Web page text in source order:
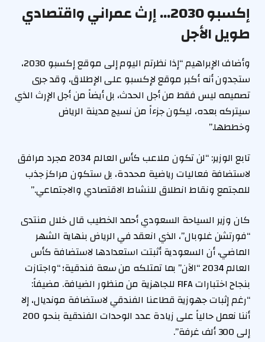
إكسبو 2030… إرث عمراني واقتصادي
طويل الأجل
وأضاف الإبراهيم “إذا نظرتم اليوم إلى موقع إكسبو 2030،
ستجدون أنه أكبر موقع لإكسبو على الإطلاق، وقد جرى
تصميمه ليس فقط من أجل الحدث، بل أيضاً من أجل الإرث الذي
سيتركه بعده، ليكون جزءاً من نسيج مدينة الرياض
وخططها.”
تابع الوزير: “لن تكون ملاعب كأس العالم 2034 مجرد مرافق
لاستضافة فعاليات رياضية محددة، بل ستكون مراكز جذب
للمجتمع ونقاط انطلاق للنشاط الاقتصادي والاجتماعي.”
كان وزير السياحة السعودي أحمد الخطيب قال خلال منتدى
“فورتشن غلوبال”، الذي انعقد في الرياض بنهاية الشهر
الماضي، أن السعودية أثبتت استعدادها لاستضافة كأس
العالم 2034 “الآن” بما تمتلكه من سعة فندقية؛ “واجتازت
بنجاح اختبارات FIFA للجاهزية من منظور الضيافة. مضيفاً:
“رغم إثبات جهوزية قطاعنا الفندقي لاستضافة مونديال، إلا
أننا نعمل حالياً على زيادة عدد الوحدات الفندقية بنحو 200
إلى 300 ألف غرفة”.